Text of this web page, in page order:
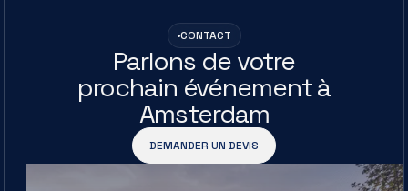
CONTACT
Parlons de votre
prochain événement à
Amsterdam
DEMANDER UN DEVIS